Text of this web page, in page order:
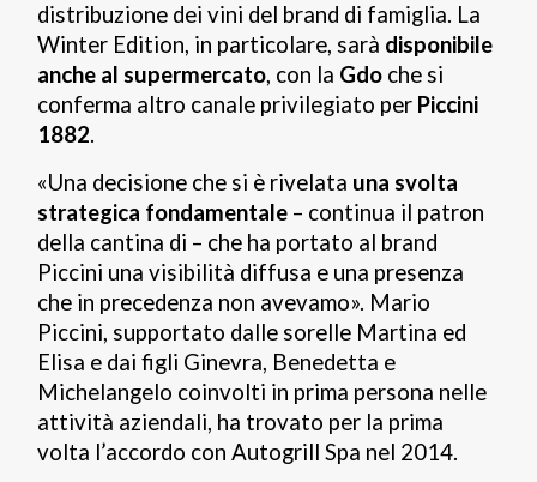
distribuzione dei vini del brand di famiglia. La
Winter Edition, in particolare, sarà disponibile
anche al supermercato, con la Gdo che si
conferma altro canale privilegiato per Piccini
1882.
«Una decisione che si è rivelata una svolta
strategica fondamentale – continua il patron
della cantina di – che ha portato al brand
Piccini una visibilità diffusa e una presenza
che in precedenza non avevamo». Mario
Piccini, supportato dalle sorelle Martina ed
Elisa e dai figli Ginevra, Benedetta e
Michelangelo coinvolti in prima persona nelle
attività aziendali, ha trovato per la prima
volta l’accordo con Autogrill Spa nel 2014.